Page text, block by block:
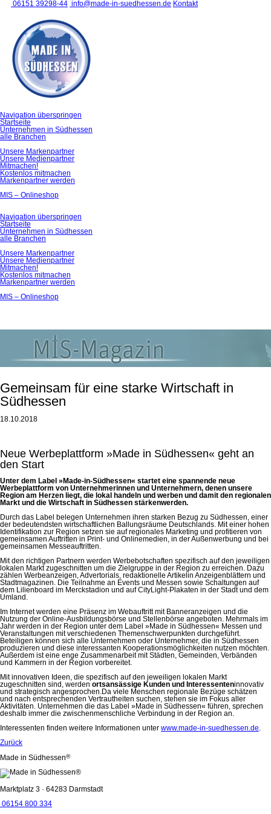
06151 39298-44 info@made-in-suedhessen.de Kontakt
Navigation überspringen
Startseite
Unternehmen in Südhessen
alle Branchen
Unsere Markenpartner
Unsere Medienpartner
Mitmachen!
Kostenlos mitmachen
Markenpartner werden
MIS – Onlineshop
Navigation überspringen
Startseite
Unternehmen in Südhessen
alle Branchen
Unsere Markenpartner
Unsere Medienpartner
Mitmachen!
Kostenlos mitmachen
Markenpartner werden
MIS – Onlineshop
Gemeinsam für eine starke Wirtschaft in
Südhessen
18.10.2018
Neue Werbeplattform »Made in Südhessen« geht an
den Start
Unter dem Label »Made-in-Südhessen« startet eine spannende neue
Werbeplattform von Unternehmerinnen und Unternehmern, denen unsere
Region am Herzen liegt, die lokal handeln und werben und damit den regionalen
Markt und die Wirtschaft in Südhessen stärkenwerden.
Durch das Label belegen Unternehmen ihren starken Bezug zu Südhessen, einer
der bedeutendsten wirtschaftlichen Ballungsräume Deutschlands. Mit einer hohen
Identifikation zur Region setzen sie auf regionales Marketing und profitieren von
gemeinsamen Auftritten in Print- und Onlinemedien, in der Außenwerbung und bei
gemeinsamen Messeauftritten.
Mit den richtigen Partnern werden Werbebotschaften spezifisch auf den jeweiligen
lokalen Markt zugeschnitten um die Zielgruppe in der Region zu erreichen. Dazu
zählen Werbeanzeigen, Advertorials, redaktionelle Artikelin Anzeigenblättern und
Stadtmagazinen. Die Teilnahme an Events und Messen sowie Schaltungen auf
dem Lilienboard im Merckstadion und auf CityLight-Plakaten in der Stadt und dem
Umland.
Im Internet werden eine Präsenz im Webauftritt mit Banneranzeigen und die
Nutzung der Online-Ausbildungsbörse und Stellenbörse angeboten. Mehrmals im
Jahr werden in der Region unter dem Label »Made in Südhessen« Messen und
Veranstaltungen mit verschiedenen Themenschwerpunkten durchgeführt.
Beteiligen können sich alle Unternehmen oder Unternehmer, die in Südhessen
produzieren und diese interessanten Kooperationsmöglichkeiten nutzen möchten.
Außerdem ist eine enge Zusammenarbeit mit Städten, Gemeinden, Verbänden
und Kammern in der Region vorbereitet.
Mit innovativen Ideen, die spezifisch auf den jeweiligen lokalen Markt
zugeschnitten sind, werden ortsansässige Kunden und Interessenteninnovativ
und strategisch angesprochen.Da viele Menschen regionale Bezüge schätzen
und nach entsprechenden Vertrautheiten suchen, stehen sie im Fokus aller
Aktivitäten. Unternehmen die das Label »Made in Südhessen« führen, sprechen
deshalb immer die zwischenmenschliche Verbindung in der Region an.
Interessenten finden weitere Informationen unter www.made-in-suedhessen.de.
Zurück
Made in Südhessen®
Marktplatz 3 · 64283 Darmstadt
06154 800 334